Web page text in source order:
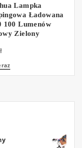
Lampka
Ładowana
100 Lumenów
Zielony